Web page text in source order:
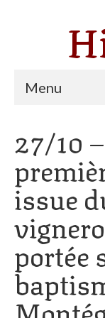
Menu
Thèmes
Dates
27/10
issue
portée